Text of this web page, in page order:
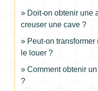
Doit-on obtenir une
creuser une cave ?
Peut-on
le louer ?
Comment obtenir
?